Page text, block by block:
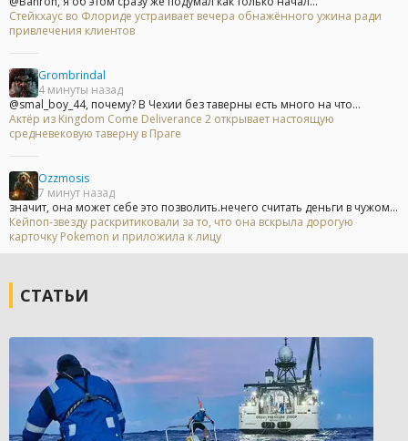
Стейкхаус во Флориде устраивает вечера обнажённого ужина ради
привлечения клиентов
Grombrindal
4 минуты назад
@smal_boy_44, почему? В Чехии без таверны есть много на что...
Актёр из Kingdom Come Deliverance 2 открывает настоящую
средневековую таверну в Праге
Ozzmosis
7 минут назад
значит, она может себе это позволить.нечего считать деньги в чужом...
Кейпоп-звезду раскритиковали за то, что она вскрыла дорогую
карточку Pokemon и приложила к лицу
СТАТЬИ